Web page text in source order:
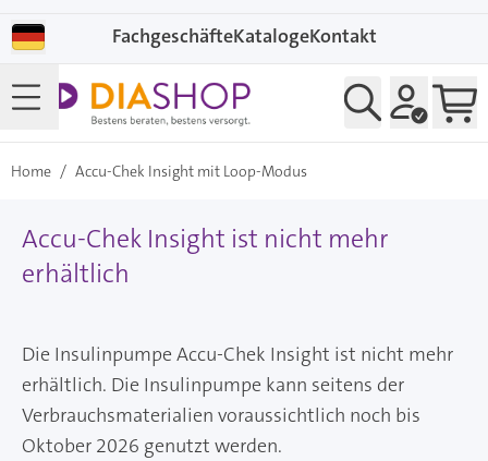
FachgeschäfteKatalogeKontakt
Home / Accu-Chek Insight mit Loop-Modus
Accu-Chek Insight ist nicht mehr
erhältlich
Die Insulinpumpe Accu-Chek Insight ist nicht mehr
erhältlich. Die Insulinpumpe kann seitens der
Verbrauchsmaterialien voraussichtlich noch bis
Oktober 2026 genutzt werden.